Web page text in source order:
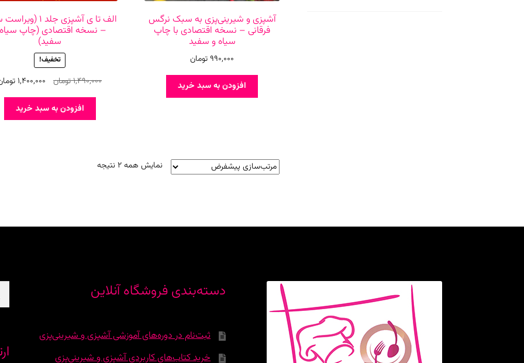
آشپزی و شیرینی‌پزی به سبک نرگس
فرقانی – نسخه اقتصادی با چاپ
سیاه و سفید
990,000تومان
افزودن به سبد خرید
الف تا ی آشپزی جلد ۱
– نسخه اقتصادی (چاپ
سفید)
تخفیف!
1,490,000تومان
قیمت
1,490,000 تومان
بود.
1,400,000
افزودن به سبد خرید
نمایش همه 2 نتیجه
دسته‌بندی فروشگاه آنلاین
ثبت‌نام در دوره‌‌های آموزشی آشپزی و شیرینی‌پزی
خرید کتاب‌های کاربردی آشپزی و شیرینی‌پزی